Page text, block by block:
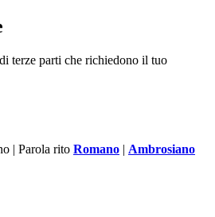
terze parti che richiedono il tuo
| Parola rito Romano | Ambrosiano